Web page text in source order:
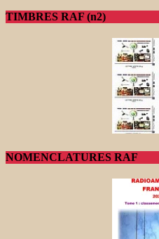
TIMBRES RAF (n2)
NOMENCLATURES RAF